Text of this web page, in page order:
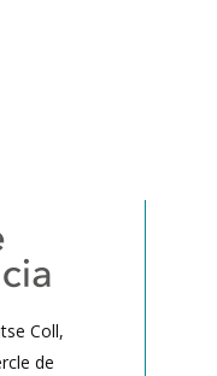
Coll,
de